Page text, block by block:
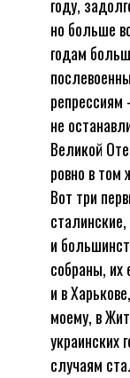
году,
но больше
годам
репрессиям
не
Великой
ровно в том
Вот три
и
собраны, их
и в
моему, в
украинских
случаям